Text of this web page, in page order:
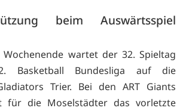
beim Auswärtsspiel
wartet der 32. Spieltag
Basketball Bundesliga auf die
Trier. Bei den ART Giants
für die Moselstädter das vorletzte